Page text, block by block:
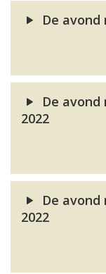
De avond
De
2022
De
2022